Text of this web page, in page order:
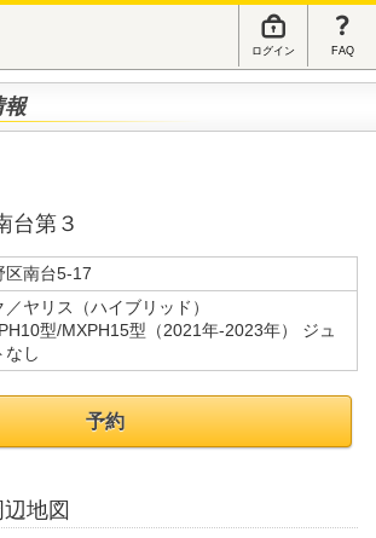
ログイン FAQ
報
台第３
区南台5-17
ヤリス（ハイブリッド）
型/MXPH15型（2021年-2023年） ジュ
なし
予約
地図